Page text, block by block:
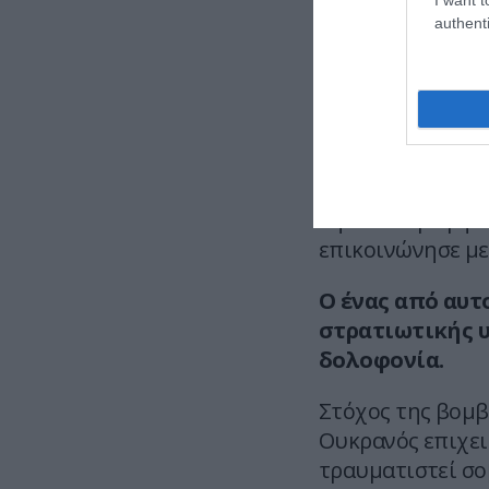
Σύμφωνα με
και
επικοινώνησε
Ο ένας από
στρατιωτικής
δολοφονία.
Στόχος της
Ουκρανός
τραυματιστεί